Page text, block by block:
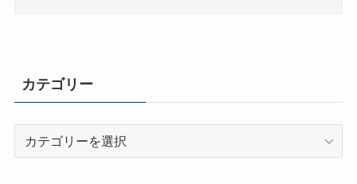
カテゴリー